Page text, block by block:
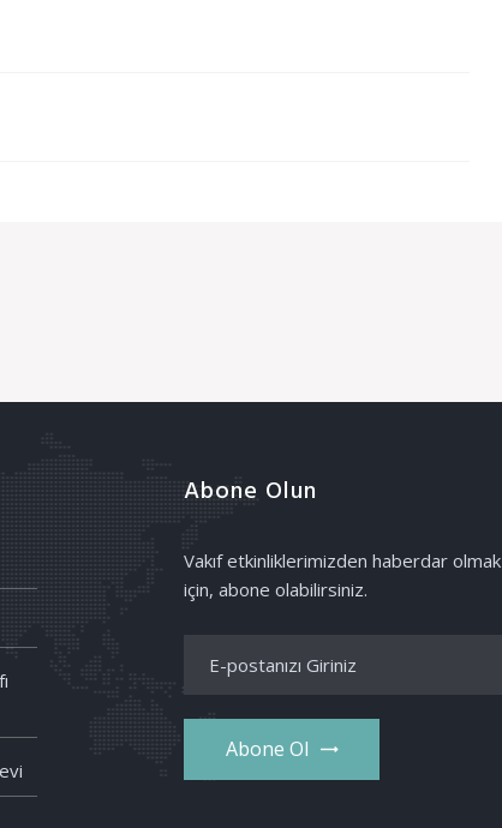
Abone Olun
Vakıf etkinliklerimizden haberdar olmak
için, abone olabilirsiniz.
Abone Ol